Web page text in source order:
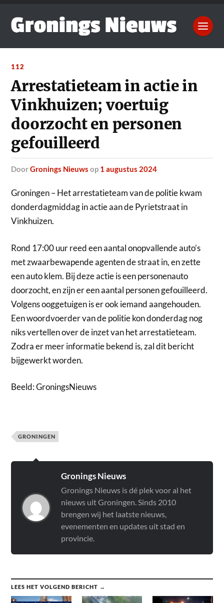
112
Arrestatieteam in actie in
Vinkhuizen; voertuig
doorzocht en personen
gefouilleerd
doorGronings Nieuws op 1 augustus 2024
Groningen – Het arrestatieteam van de politie kwam
donderdagmiddag in actie aan de Pyrietstraat in
Vinkhuizen.
Rond 17:00 uur reed een aantal onopvallende auto’s
met zwaarbewapende agenten de straat in, en zette
een auto klem. Bij deze actie is een personenauto
doorzocht, en zijn er een aantal personen gefouilleerd.
Volgens ooggetuigen is er ook iemand aangehouden.
Een woordvoerder van de politie kon donderdag nog
niks vertellen over de inzet van het arrestatieteam.
Zodra er meer informatie bekend is, zal dit bericht
bijgewerkt worden.
Beeld: GroningsNieuws
GRONINGEN
Gronings Nieuws
Gronings Nieuws is dé plek voor al het
nieuws uit Groningen. Sinds 2010
brengen wij het laatste nieuws,
evenementen en updates uit stad en
provincie.
LEES HET VOLGEND BERICHT →